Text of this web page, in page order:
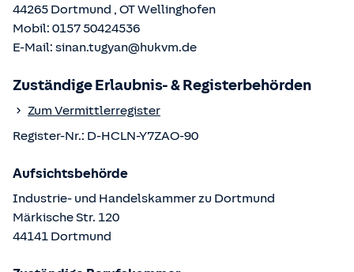
44265 Dortmund , OTWellinghofen
Mobil: 0157 50424536
E-Mail: sinan.tugyan@hukvm.de
Zuständige Erlaubnis- & Registerbehörden
Zum Vermittlerregister
Register-Nr.: D-HCLN-Y7ZAO-90
Aufsichtsbehörde
Industrie- und Handelskammer zu Dortmund
Märkische Str. 120
44141 Dortmund